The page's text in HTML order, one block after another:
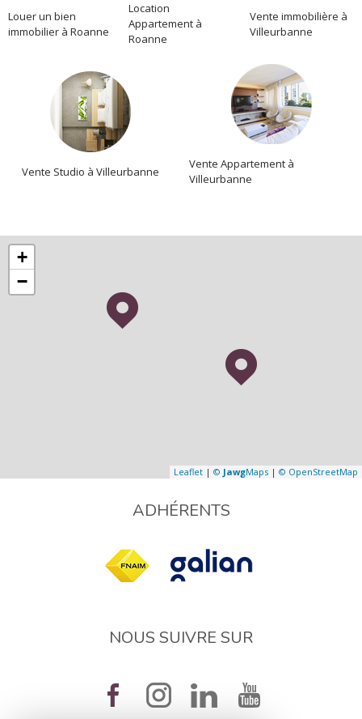
Louer un bien
immobilier à Roanne
Location
Appartement à
Roanne
Vente immobilière à
Villeurbanne
Vente Studio à Villeurbanne
Vente Appartement à
Villeurbanne
+
−
Leaflet | © JawgMaps | © OpenStreetMap
ADHÉRENTS
NOUS SUIVRE SUR